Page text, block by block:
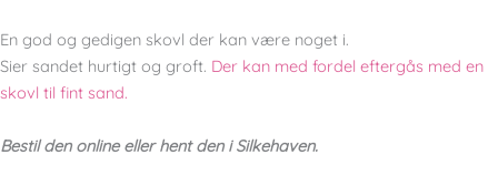
En god og gedigen skovl der kan være noget i.
Sier sandet hurtigt og groft. Der kan med fordel eftergås med en
skovl til fint sand.
Bestil den online eller hent den i Silkehaven.